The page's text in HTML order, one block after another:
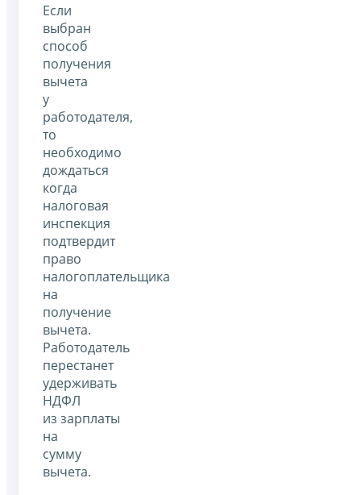
Если
выбран
способ
получения
вычета
у
работодателя,
то
необходимо
дождаться
когда
налоговая
инспекция
подтвердит
право
налогоплательщика
на
получение
вычета.
Работодатель
перестанет
удерживать
НДФЛ
из зарплаты
на
сумму
вычета.